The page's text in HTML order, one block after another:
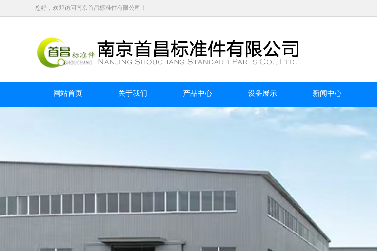
您好，欢迎访问南京首昌标准件有限公司！
网站首页 关于我们 产品中心 设备展示 新闻中心